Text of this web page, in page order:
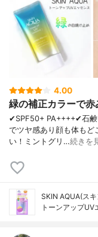
4.00
緑の補正カラーで赤
✔︎SPF50+ PA++++✔︎石
でツヤ感あり顔も体もど
い！ミントグリ…続きを
SKIN AQUA(ス
トーンアップUV